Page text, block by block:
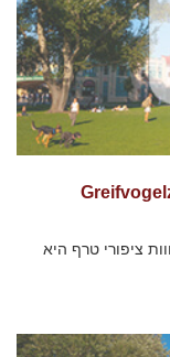
20 מינים שונים חוות ציפורי טרף היא